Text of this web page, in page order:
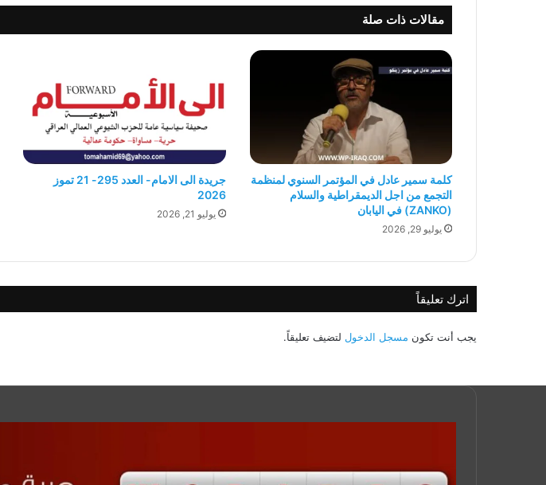
مقالات ذات صلة
كلمة سمير عادل في المؤتمر السنوي لمنظمة
التجمع من اجل الديمقراطية والسلام
(ZANKO) في اليابان
يوليو 29, 2026
جريدة الى الامام- العدد 295- 21 تموز
2026
يوليو 21, 2026
اترك تعليقاً
يجب أنت تكون مسجل الدخول لتضيف تعليقاً.